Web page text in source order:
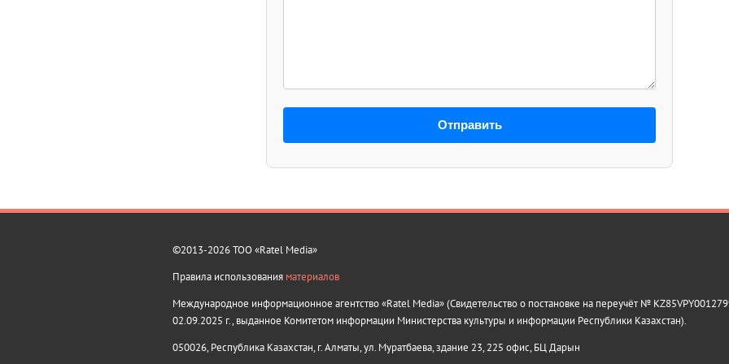
Отправить
©2013-2026 ТОО «Ratel Media»
Правила использования материалов
Международное информационное агентство «Ratel Media» (Свидетельство о постановке на переучёт №
02.09.2025 г., выданное Комитетом информации Министерства культуры и информации Республики Казахстан).
050026, Республика Казахстан, г. Алматы, ул. Муратбаева, здание 23, 225 офис, БЦ Дарын